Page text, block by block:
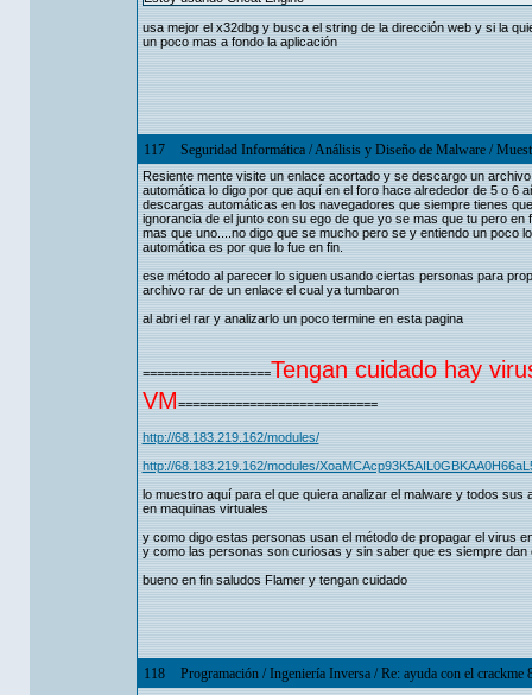
usa mejor el x32dbg y busca el string de la dirección web y si la
un poco mas a fondo la aplicación
117 Seguridad Informática/Análisis y Diseño de Malware/
Resiente mente visite un enlace acortado y se descargo un
automática lo digo por que aquí en el foro hace alrededor de 5 o
descargas automáticas en los navegadores que siempre tienes
ignorancia de el junto con su ego de que yo se mas que tu pero
mas que uno....no digo que se mucho pero se y entiendo un poco
automática es por que lo fue en fin.
ese método al parecer lo siguen usando ciertas personas para
archivo rar de un enlace el cual ya tumbaron
al abri el rar y analizarlo un poco termine en esta pagina
==================Tengan cuidado hay
VM============================
http://68.183.219.162/modules/
http://68.183.219.162/modules/
lo muestro aquí para el que quiera analizar el malware y todos
en maquinas virtuales
y como digo estas personas usan el método de propagar el virus
y como las personas son curiosas y sin saber que es siempre
bueno en fin saludos Flamer y tengan cuidado
118 Programación/Ingeniería Inversa/Re: ayuda con el crackme